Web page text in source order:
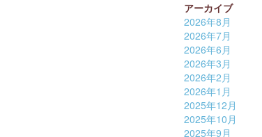
アーカイブ
2026年8月
2026年7月
2026年6月
2026年3月
2026年2月
2026年1月
2025年12月
2025年10月
2025年9月